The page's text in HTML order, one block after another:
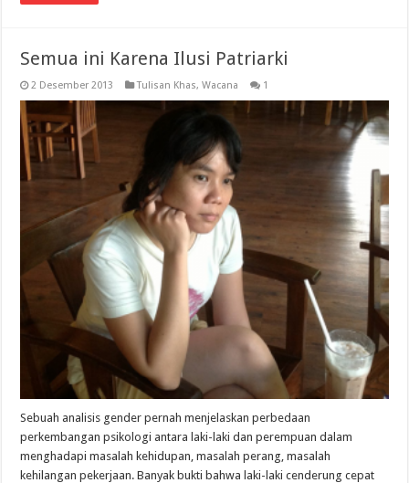
Semua ini Karena Ilusi Patriarki
2 Desember 2013 Tulisan Khas,Wacana 1
Sebuah analisis gender pernah menjelaskan perbedaan
perkembangan psikologi antara laki-laki dan perempuan dalam
menghadapi masalah kehidupan, masalah perang, masalah
kehilangan pekerjaan. Banyak bukti bahwa laki-laki cenderung cepat